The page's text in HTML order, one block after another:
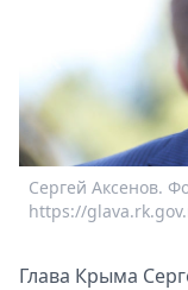
Metro
Стримы
Звезды
2026
Metro
Сергей Аксенов.
https://
Глава Крыма